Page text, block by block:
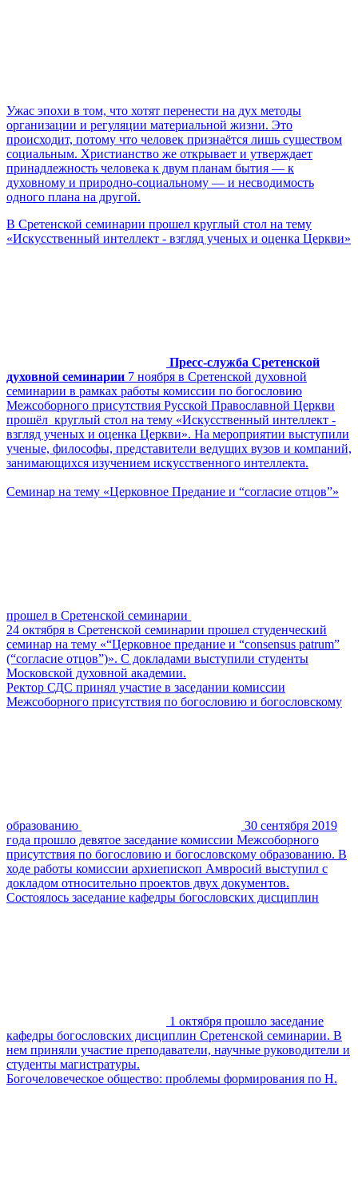
Ужас эпохи в том, что хотят перенести на дух методы
организации и регуляции материальной жизни. Это
происходит, потому что человек признаётся лишь существом
социальным. Христианство же открывает и утверждает
принадлежность человека к двум планам бытия ― к
духовному и природно-социальному ― и несводимость
одного плана на другой.
В Сретенской семинарии прошел круглый стол на тему
«Искусственный интеллект - взгляд ученых и оценка Церкви»
Пресс-служба Сретенской
духовной семинарии 7 ноября в Сретенской духовной
семинарии в рамках работы комиссии по богословию
Межсоборного присутствия Русской Православной Церкви
прошёл круглый стол на тему «Искусственный интеллект -
взгляд ученых и оценка Церкви». На мероприятии выступили
ученые, философы, представители ведущих вузов и компаний,
занимающихся изучением искусственного интеллекта.
Cеминар на тему «Церковное Предание и “согласие отцов”»
прошел в Сретенской семинарии
24 октября в Сретенской семинарии прошел студенческий
семинар на тему «“Церковное предание и “consensus patrum”
(“согласие отцов”)». С докладами выступили студенты
Московской духовной академии.
Ректор СДС принял участие в заседании комиссии
Межсоборного присутствия по богословию и богословскому
образованию
30 сентября 2019
года прошло девятое заседание комиссии Межсоборного
присутствия по богословию и богословскому образованию. В
ходе работы комиссии архиепископ Амвросий выступил с
докладом относительно проектов двух документов.
Состоялось заседание кафедры богословских дисциплин
1 октября прошло заседание
кафедры богословских дисциплин Сретенской семинарии. В
нем приняли участие преподаватели, научные руководители и
студенты магистратуры.
Богочеловеческое общество: проблемы формирования по Н.